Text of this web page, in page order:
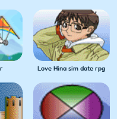
Love Hina sim date rpg